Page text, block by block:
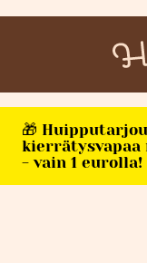
🎁
kierrätysvapaa
- vain 1 eurolla!